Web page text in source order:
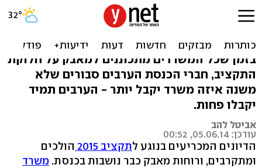
הח"כים הערבים יוצאים
למאבק על התקציב
בזמן שכל המשרדים מתכוננים למאבק על חלוקת
התקציב, חברי הכנסת הערבים סבורים שלא
משנה איזה משרד יקבל יותר - הערבים תמיד
יקבלו פחות.
אביטל להב
עודכן: 05.06.14, 00:52
הדיונים המכריעים בנוגע לתקציב 2015
הולכים
ומתקרבים, ורוחות מאבק כבר נושבות בכנסת. משרד